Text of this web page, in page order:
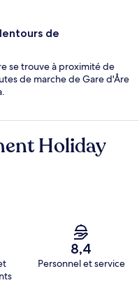
de
se trouve à proximité de
de marche de Gare d'Åre
Holiday
8,4
Personnel et service